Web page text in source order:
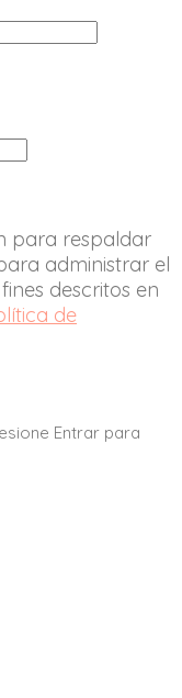
para respaldar
administrar el
descritos en
de
Entrar para